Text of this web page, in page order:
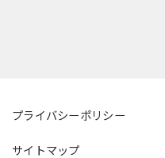
プライバシーポリシー
サイトマップ